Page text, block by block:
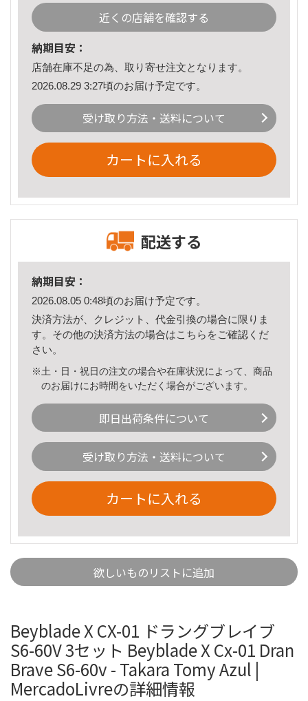
近くの店舗を確認する
納期目安：
店舗在庫不足の為、取り寄せ注文となります。
2026.08.29 3:27頃のお届け予定です。
受け取り方法・送料について
カートに入れる
配送する
納期目安：
2026.08.05 0:48頃のお届け予定です。
決済方法が、クレジット、代金引換の場合に限りま
す。その他の決済方法の場合はこちら をご確認くだ
さい。
※土・日・祝日の注文の場合や在庫状況によって、商品
のお届けにお時間をいただく場合がございます。
即日出荷条件について
受け取り方法・送料について
カートに入れる
欲しいものリストに追加
Beyblade X CX-01 ドラングブレイブ
S6-60V 3セット Beyblade X Cx-01 Dran
Brave S6-60v - Takara Tomy Azul |
MercadoLivreの詳細情報